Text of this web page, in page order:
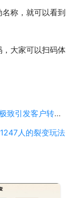
称，就可以看到
大家可以扫码体
介绍的案例：豪车毒
人的裂变玩法